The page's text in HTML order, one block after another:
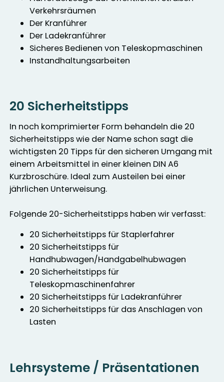
Verkehrsräumen
Der Kranführer
Der Ladekranführer
Sicheres Bedienen von Teleskopmaschinen
Instandhaltungsarbeiten
20 Sicherheitstipps
In noch komprimierter Form behandeln die 20
Sicherheitstipps wie der Name schon sagt die
wichtigsten 20 Tipps für den sicheren Umgang mit
einem Arbeitsmittel in einer kleinen DIN A6
Kurzbroschüre. Ideal zum Austeilen bei einer
jährlichen Unterweisung.
Folgende 20-Sicherheitstipps haben wir verfasst:
20 Sicherheitstipps für Staplerfahrer
20 Sicherheitstipps für
Handhubwagen/Handgabelhubwagen
20 Sicherheitstipps für
Teleskopmaschinenfahrer
20 Sicherheitstipps für Ladekranführer
20 Sicherheitstipps für das Anschlagen von
Lasten
Lehrsysteme / Präsentationen